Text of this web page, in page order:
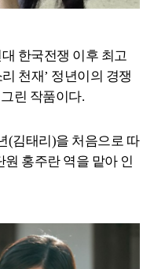
한국전쟁 이후 최고
천재’ 정년이의 경쟁
린 작품이다.
(김태리)을 처음으로 따
홍주란 역을 맡아 인